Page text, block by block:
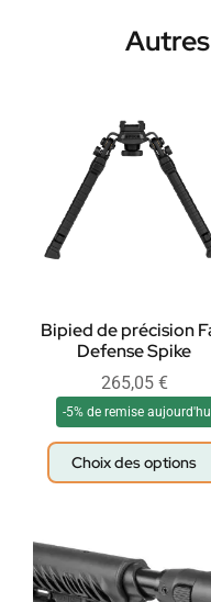
Bipied de précision
Defense Spike
265,05 €
-5% de remise
Choix des options